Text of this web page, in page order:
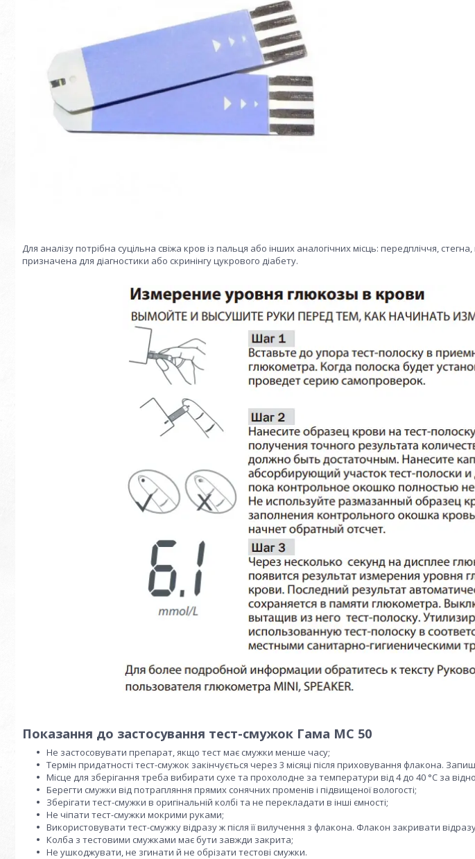
Для аналізу потрібна суцільна свіжа кров із пальця або інших аналогічних місць: передпліччя,
призначена для діагностики або скринінгу цукрового діабету.
Показання до застосування тест-смужок Гама МС 50
Не застосовувати препарат, якщо тест має смужки менше часу;
Термін придатності тест-смужок закінчується через 3 місяці після приховування флакона.
Місце для зберігання треба вибирати сухе та прохолодне за температури від 4 до 40 °C за
Берегти смужки від потрапляння прямих сонячних променів і підвищеної вологості;
Зберігати тест-смужки в оригінальній колбі та не перекладати в інші ємності;
Не чіпати тест-смужки мокрими руками;
Використовувати тест-смужку відразу ж після її вилучення з флакона. Флакон закривати
Колба з тестовими смужками має бути завжди закрита;
Не ушкоджувати, не згинати й не обрізати тестові смужки.